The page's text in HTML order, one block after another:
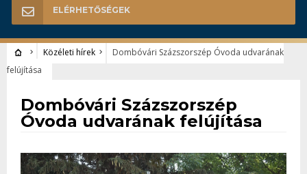
ELÉRHETŐSÉGEK
Közéleti hírek
Dombóvári Százszorszép Óvoda udvarának
felújítása
Dombóvári Százszorszép
Óvoda udvarának felújítása